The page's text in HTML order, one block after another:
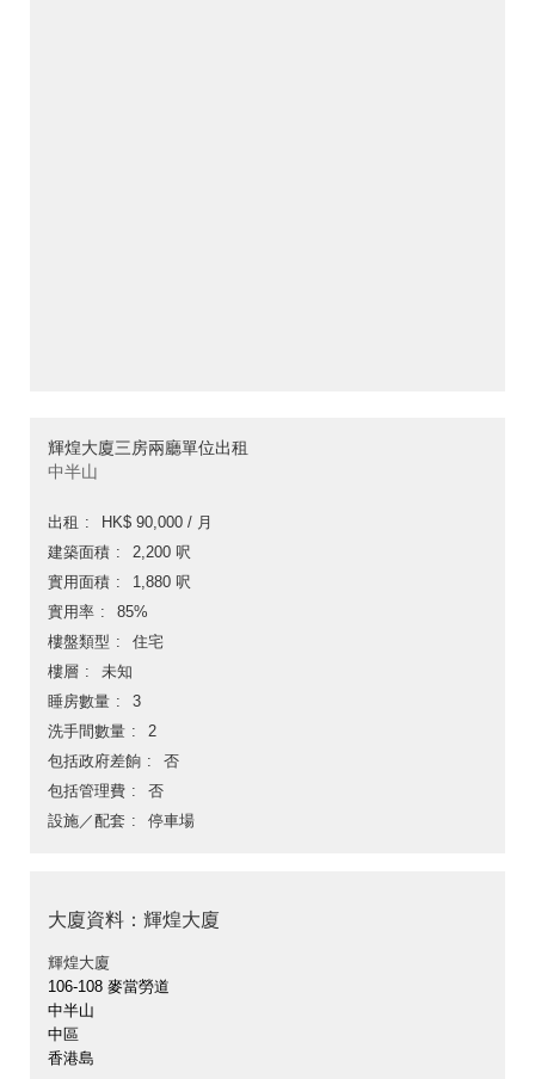
輝煌大廈三房兩廳單位出租
中半山
出租
HK$ 90,000 / 月
建築面積
2,200 呎
實用面積
1,880 呎
實用率
85%
樓盤類型
住宅
樓層
未知
睡房數量
3
洗手間數量
2
包括政府差餉
否
包括管理費
否
設施／配套
停車場
大廈資料：輝煌大廈
輝煌大廈
106-108 麥當勞道
中半山
中區
香港島